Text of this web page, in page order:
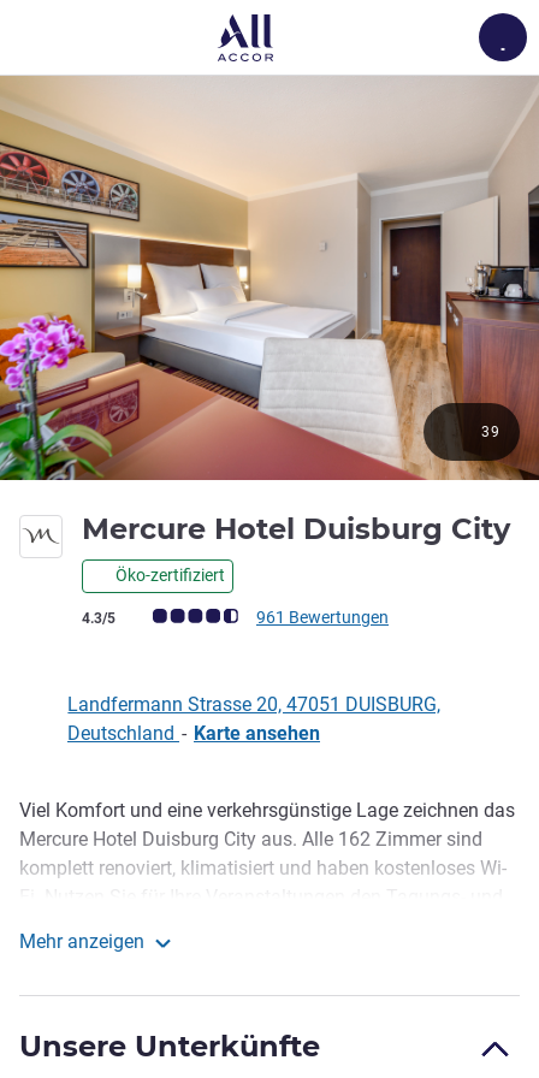
Mercure Hotel Duisburg City
Öko-zertifiziert
Note Kundenmeinungen (Bewertung ALL)
4.3/5 961 Bewertungen
39
Landfermann Strasse 20, 47051 DUISBURG,
Deutschland - Karte ansehen
Beschreibung
Viel Komfort und eine verkehrsgünstige Lage zeichnen das
Mercure Hotel Duisburg City aus. Alle 162 Zimmer sind
komplett renoviert, klimatisiert und haben kostenloses Wi-
240 Personen zur Verfügung. Unser Hotel ist nur 300 m
A40 oder A59 an. Ihr Auto parkt in der angrenzenden
Mehr anzeigen
Unsere Unterkünfte